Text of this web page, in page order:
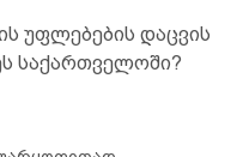
უფლებების დაცვის
საქართველოში?